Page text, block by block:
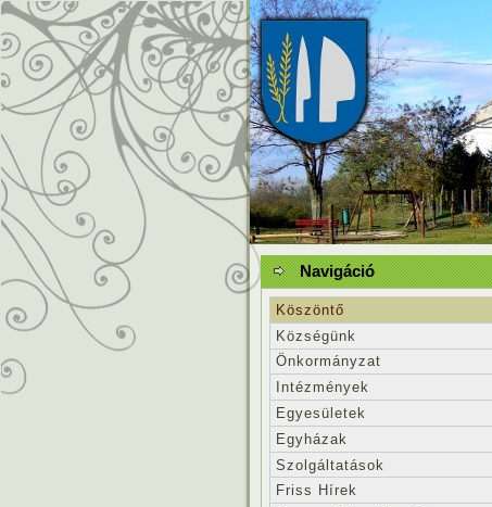
Navigáció
Köszöntő
Községünk
Önkormányzat
Intézmények
Egyesületek
Egyházak
Szolgáltatások
Friss Hírek